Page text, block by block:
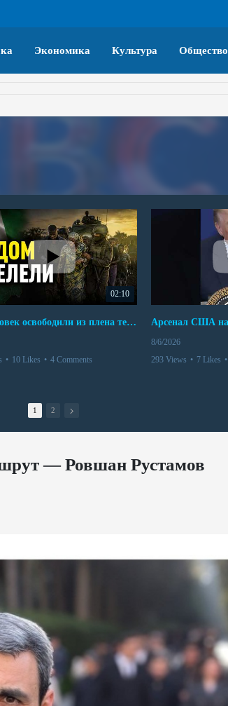
Экономика Культура Общество
02:10
300 человек освободили из плена террористов. Невероятная история спасения
• 10 Likes • 4 Comments
8/6/2026
293 Views • 7 Likes •
1 2
— Ровшан Рустамов